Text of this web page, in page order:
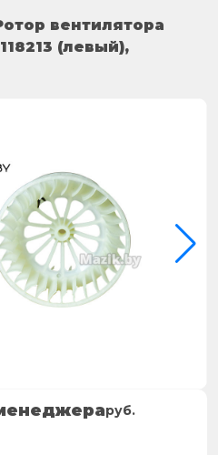
вентилятора
(левый),
руб.